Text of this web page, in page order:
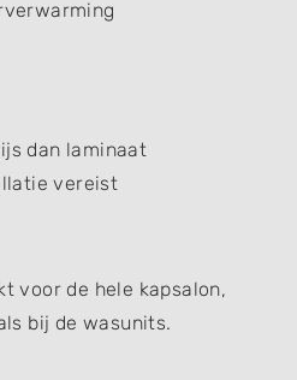
dan laminaat
vereist
voor de hele kapsalon,
bij de wasunits.